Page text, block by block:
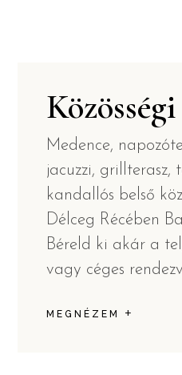
Medence,
jacuzzi, grillterasz,
kandallós belső
Délceg Récében
Béreld ki akár a
vagy céges
MEGNÉZEM +